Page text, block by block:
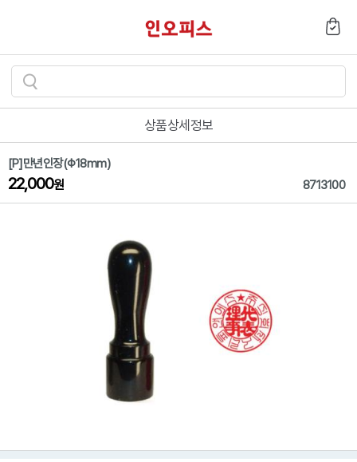
검
색
기
상품상세정보
[P]만년인장(Φ18mm)
22,000원 8713100